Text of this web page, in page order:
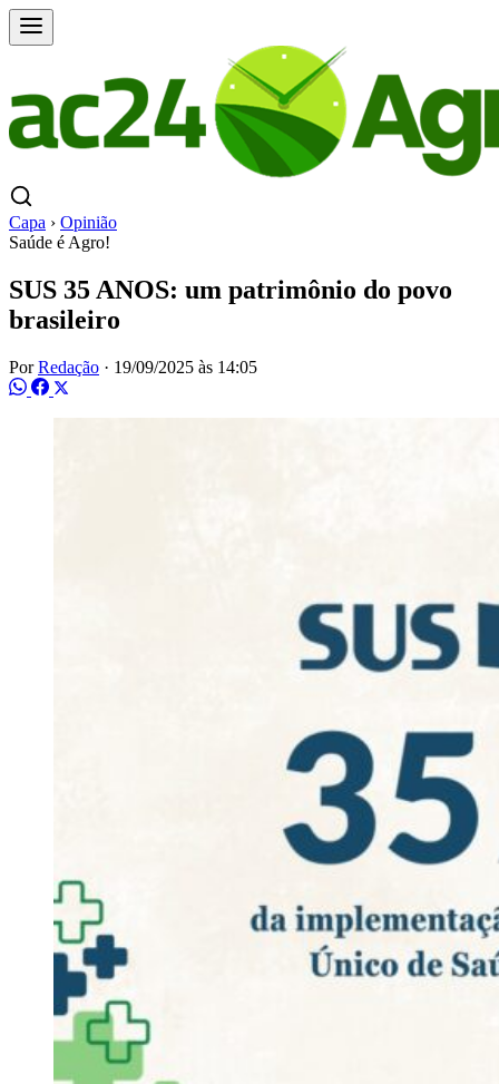
Capa › Opinião
Saúde é Agro!
SUS 35 ANOS: um patrimônio do povo
brasileiro
PorRedação · 19/09/2025 às 14:05